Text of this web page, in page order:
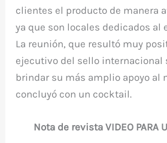
clientes el producto de manera
ya que son locales dedicados al
La reunión, que resultó muy
ejecutivo del sello internacional
brindar su más amplio apoyo al
concluyó con un cocktail.
Nota de revista VIDEO PARA